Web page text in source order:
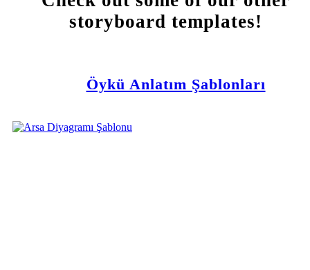
storyboard templates!
Öykü Anlatım Şablonları